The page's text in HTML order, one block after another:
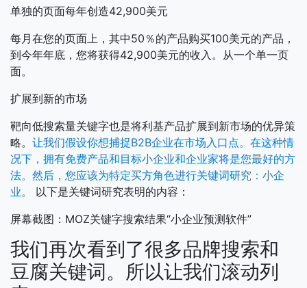
单独的页面每年创造42,900美元
每月在您的页面上，其中50％的产品购买100美元的产品，
到今年年底，您将获得42,900美元的收入。从一个单一页
面。
扩展到新的市场
靶向低搜索量关键字也是将利基产品扩展到新市场的优异策
略。 让我们假设你想捕捉B2B企业在市场入口点。在这种情
况下，拥有免费产品和目标小企业和企业家将是您最好的方
法。然后，您应该为特定买方角色进行关键词研究：小企
业。 以下是关键词研究表明的内容：
屏幕截图：MOZ关键字搜索结果“小企业预测软件”
我们再次看到了很多品牌搜索和
豆腐关键词。所以让我们滚动列